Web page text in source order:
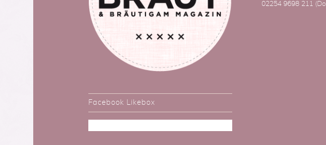
Facebook Likebox
02254 9698 211